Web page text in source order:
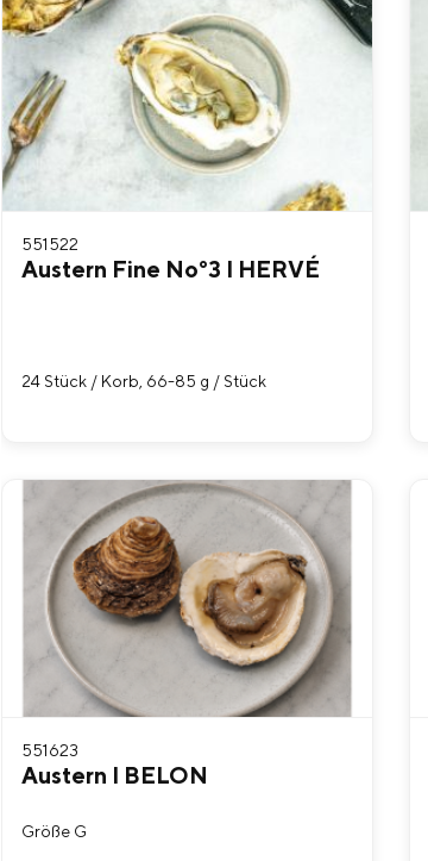
551522
Austern Fine No°3 I HERVÉ
24 Stück / Korb, 66-85 g / Stück
551623
Austern I BELON
Größe G